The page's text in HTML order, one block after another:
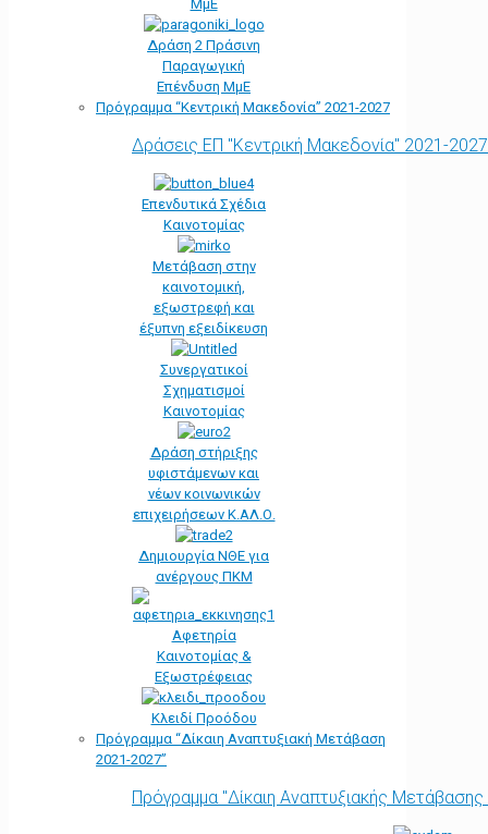
ΜμΕ
Δράση 2 Πράσινη
Παραγωγική
Επένδυση ΜμΕ
Πρόγραμμα “Κεντρική Μακεδονία” 2021-2027
Δράσεις ΕΠ "Κεντρική Μακεδονία" 2021-2027
Επενδυτικά Σχέδια
Καινοτομίας
Μετάβαση στην
καινοτομική,
εξωστρεφή και
έξυπνη εξειδίκευση
Συνεργατικοί
Σχηματισμοί
Καινοτομίας
Δράση στήριξης
υφιστάμενων και
νέων κοινωνικών
επιχειρήσεων Κ.ΑΛ.Ο.
Δημιουργία ΝΘΕ για
ανέργους ΠΚΜ
Αφετηρία
Kαινοτομίας &
Εξωστρέφειας
Κλειδί Προόδου
Πρόγραμμα “Δίκαιη Αναπτυξιακή Μετάβαση
2021-2027”
Πρόγραμμα "Δίκαιη Αναπτυξιακής